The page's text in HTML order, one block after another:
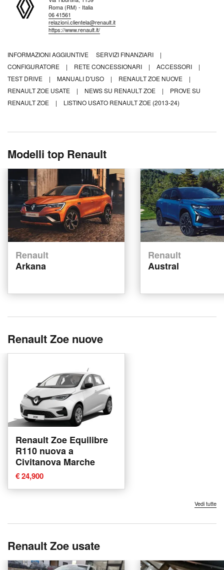
Roma (RM) - Italia
06 41561
relazioni.clientela@renault.it
https://www.renault.it/
INFORMAZIONI AGGIUNTIVE SERVIZI FINANZIARI
|
CONFIGURATORE
| RETE CONCESSIONARI | ACCESSORI
|
TEST DRIVE
| MANUALI D'USO | RENAULT ZOE NUOVE
|
RENAULT ZOE USATE
| NEWS SU RENAULT ZOE |
PROVE SU
RENAULT ZOE
| LISTINO USATO RENAULT ZOE (2013-24)
Modelli top Renault
Renault
Arkana
Renault
Austral
Renault Zoe nuove
Renault Zoe Equilibre
R110 nuova a
Civitanova Marche
€ 24,900
Vedi tutte
Renault Zoe usate